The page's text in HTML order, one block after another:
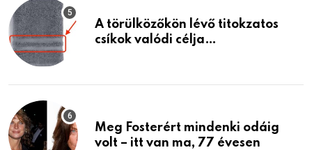
A törülközőkön lévő titokzatos
csíkok valódi célja…
Meg Fosterért mindenki odáig
volt – itt van ma, 77 évesen